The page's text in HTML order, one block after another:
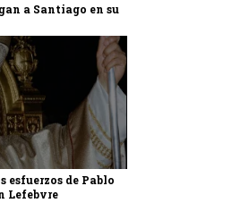
a Santiago en su
esfuerzos de Pablo
Lefebvre